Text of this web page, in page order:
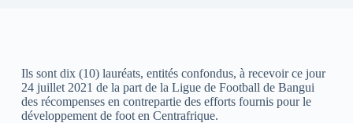
Ils sont dix (10) lauréats, entités confondus, à recevoir ce jour
24 juillet 2021 de la part de la Ligue de Football de Bangui
des récompenses en contrepartie des efforts fournis pour le
développement de foot en Centrafrique.